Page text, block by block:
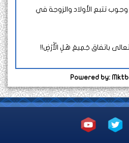
الأولاد والزوجة في
باتفاق جَمِيعَ هْلِ الْأَرْضِ!!
Powered by: